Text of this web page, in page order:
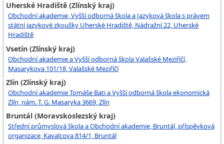
Uherské Hradiště (Zlínský kraj)
Obchodní akademie, Vyšší odborná škola a Jazyková škola s právem
státní jazykové zkoušky Uherské Hradiště, Nádražní 22, Uherské
Hradiště
Vsetín (Zlínský kraj)
Obchodní akademie a Vyšší odborná škola Valašské Meziříčí,
Masarykova 101/18, Valašské Meziříčí
Zlín (Zlínský kraj)
Obchodní akademie Tomáše Bati a Vyšší odborná škola ekonomická
Zlín, nám. T. G. Masaryka 3669, Zlín
Bruntál (Moravskoslezský kraj)
Střední průmyslová škola a Obchodní akademie, Bruntál, příspěvková
organizace, Kavalcova 814/1, Bruntál